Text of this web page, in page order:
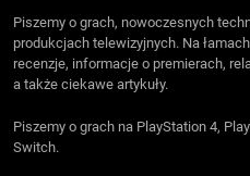
Piszemy o grach, nowoczesnych
produkcjach telewizyjnych. Na
recenzje, informacje o premierach,
a także ciekawe artykuły.
Piszemy o grach na PlayStation 4,
Switch.